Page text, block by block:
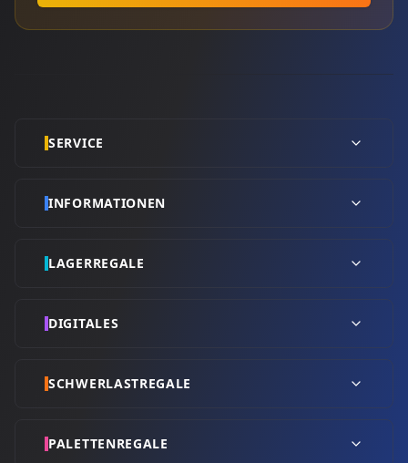
SERVICE
INFORMATIONEN
LAGERREGALE
DIGITALES
SCHWERLASTREGALE
PALETTENREGALE